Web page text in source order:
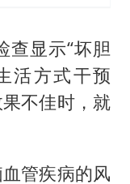
查显示“坏胆
活方式干预
果不佳时，就
管疾病的风